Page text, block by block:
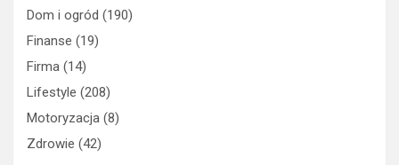
Dom i ogród (190)
Finanse (19)
Firma (14)
Lifestyle (208)
Motoryzacja (8)
Zdrowie (42)